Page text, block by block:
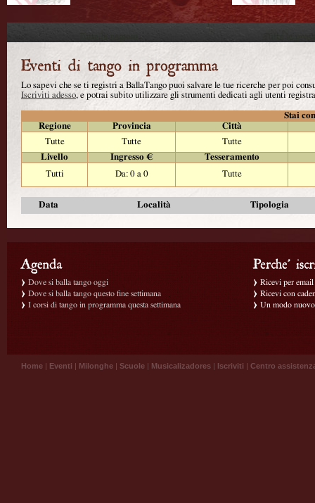
Lo sapevi che se ti registri a BallaTango puoi salvare le tue ricerche per poi
Iscriviti adesso, e potrai subito utilizzare gli strumenti dedicati agli utenti
Stai
Regione
Provincia
Città
Tutte
Tutte
Tutte
Livello
Ingresso €
Tesseramento
Tutti
Da: 0 a 0 Tutte
Data Località Tipologia
Dove si balla tango oggi
Dove si balla tango questo fine settimana
I corsi di tango in programma questa settimana
Ricevi per
Ricevi con
Un modo
Home | Eventi | Milonghe | Scuole | Musicalizadores | Iscriviti | Centro